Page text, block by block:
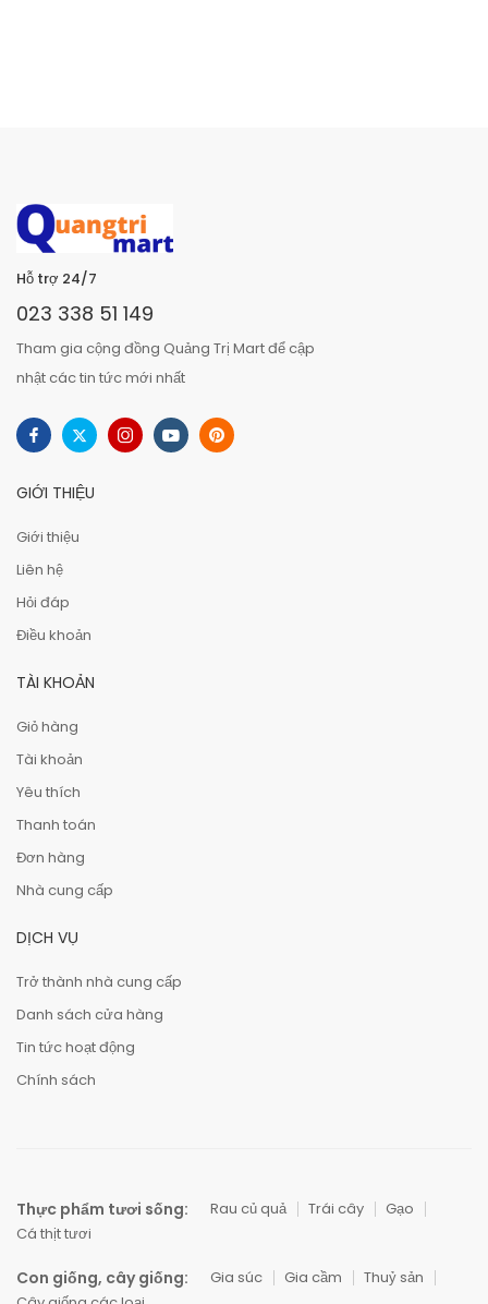
Hỗ trợ 24/7
023 338 51 149
Tham gia cộng đồng Quảng Trị Mart để cập
nhật các tin tức mới nhất
GIỚI THIỆU
Giới thiệu
Liên hệ
Hỏi đáp
Điều khoản
TÀI KHOẢN
Giỏ hàng
Tài khoản
Yêu thích
Thanh toán
Đơn hàng
Nhà cung cấp
DỊCH VỤ
Trở thành nhà cung cấp
Danh sách cửa hàng
Tin tức hoạt động
Chính sách
Thực phẩm tươi sống: Rau củ quả Trái cây
Gạo
Cá thịt tươi
Con giống, cây giống: Gia súc Gia cầm
Thuỷ sản